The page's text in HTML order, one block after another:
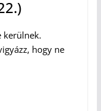
kerülnek.
hogy ne